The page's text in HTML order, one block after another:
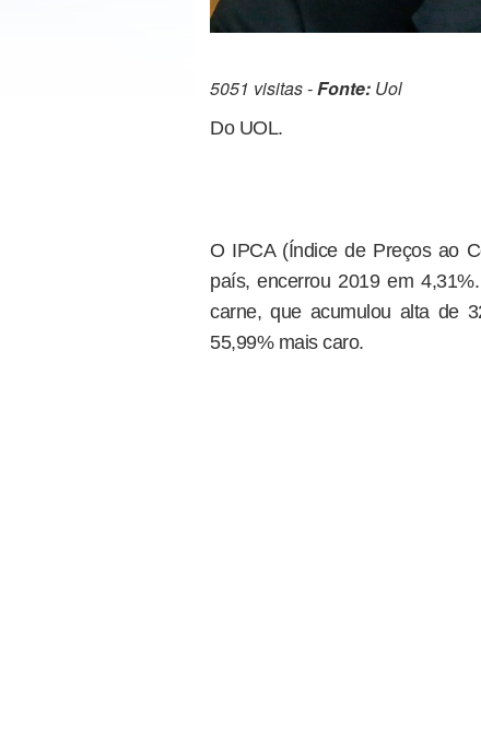
5051 visitas -Fonte: Uol
Do UOL.
O IPCA (Índice de Preços ao
país, encerrou 2019 em
carne, que acumulou alta de
55,99% mais caro.